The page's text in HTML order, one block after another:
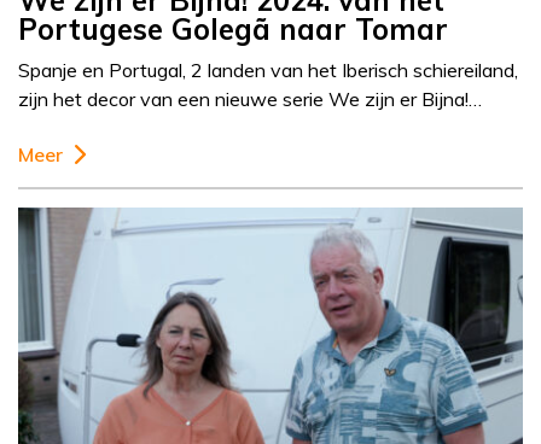
Portugese Golegã naar Tomar
Spanje en Portugal, 2 landen van het Iberisch schiereiland,
zijn het decor van een nieuwe serie We zijn er Bijna!…
Meer